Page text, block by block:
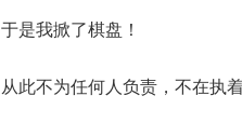
于是我掀了棋盘！
从此不为任何人负责，不在执